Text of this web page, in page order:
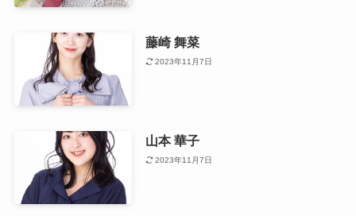
藤崎 舞菜
2023年11月7日
山本 華子
2023年11月7日